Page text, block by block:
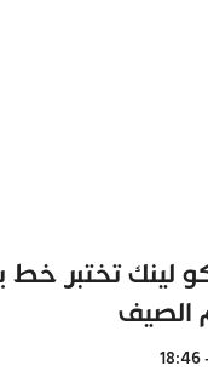
لينك تختبر خط
الصيف